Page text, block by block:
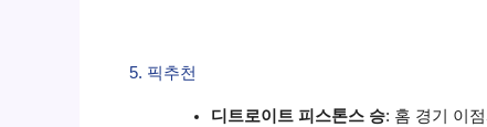
5. 픽추천
디트로이트 피스톤스 승: 홈 경기 이